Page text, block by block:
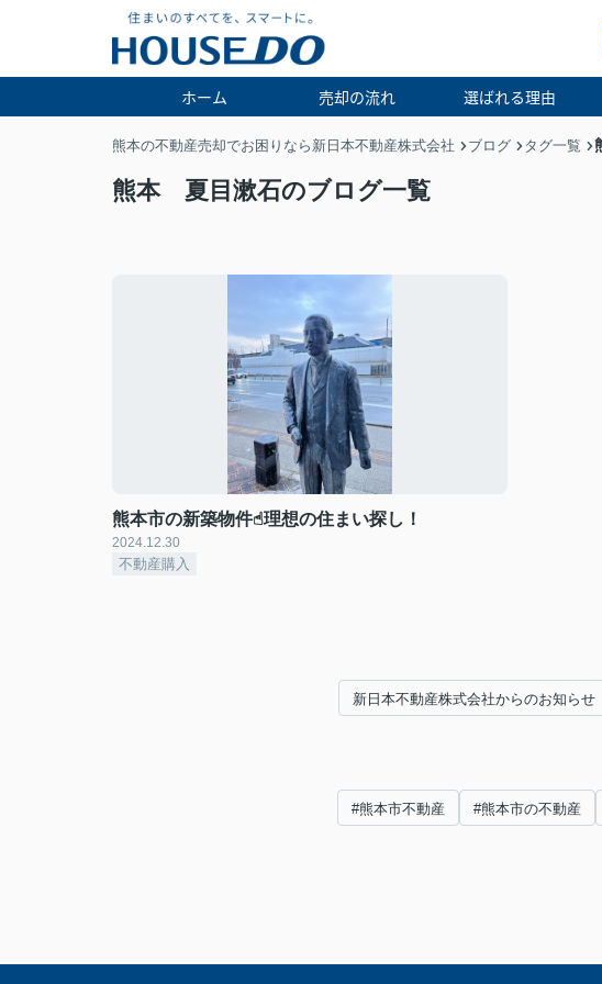
ホーム 売却の流れ 選ばれる理由
熊本の不動産売却でお困りなら新日本不動産株式会社 ブログ タグ一覧
熊本 夏目漱石のブログ一覧
熊本市の新築物件☝︎理想の住まい探し！
2024.12.30
不動産購入
新日本不動産株式会社からのお知らせ
#熊本市不動産 #熊本市の不動産